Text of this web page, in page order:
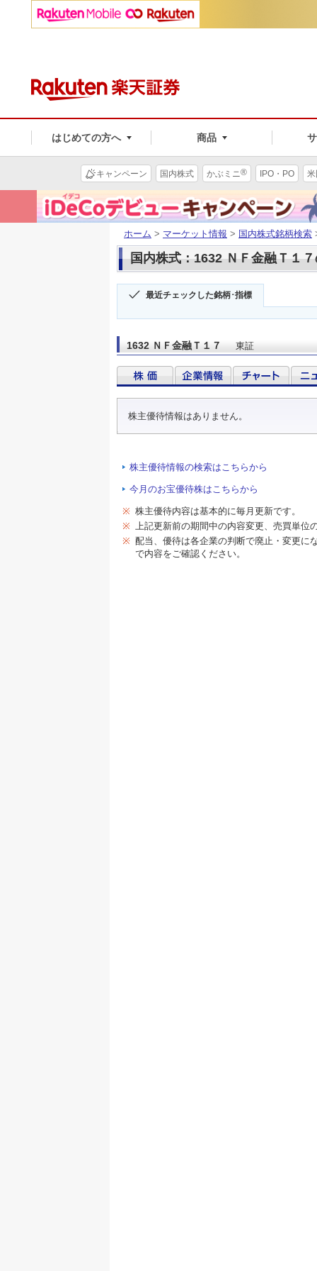
はじめての方へ 商品
キャンペーン 国内株式 かぶミニ® IPO・PO
ホーム > マーケット情報 > 国内株式銘柄検索
国内株式：1632 ＮＦ金融Ｔ１
最近チェックした銘柄･指標
1632 ＮＦ金融Ｔ１７ 東証
株主優待情報はありません。
株主優待情報の検索はこちらから
今月のお宝優待株はこちらから
※ 株主優待内容は基本的に毎月更新です。
※ 上記更新前の期間中の内容変更、売買単位
※ 配当、優待は各企業の判断で廃止・変更に
で内容をご確認ください。